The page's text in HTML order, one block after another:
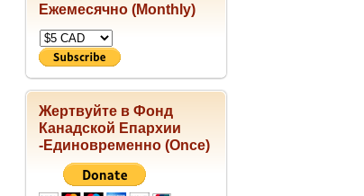
Ежемесячно (Monthly)
Жертвуйте в Фонд
Канадской Епархии
-Единовременно (Once)